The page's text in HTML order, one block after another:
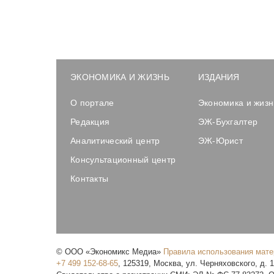
ЭКОНОМИКА И ЖИЗНЬ
О портале
Редакция
Аналитический центр
Консультационный центр
Контакты
ИЗДАНИЯ
Экономика и
ЭЖ-Бухгалтер
ЭЖ-Юрист
© ООО «Экономикс Медиа» Правила использования
+7 499 152-68-65, 125319, Москва, ул. Черняховского, д.